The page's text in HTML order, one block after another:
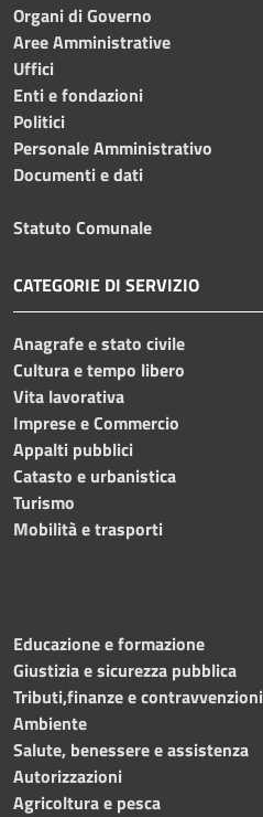
Organi di Governo
Aree Amministrative
Uffici
Enti e fondazioni
Politici
Personale Amministrativo
Documenti e dati
Statuto Comunale
CATEGORIE DI SERVIZIO
Anagrafe e stato civile
Cultura e tempo libero
Vita lavorativa
Imprese e Commercio
Appalti pubblici
Catasto e urbanistica
Turismo
Mobilità e trasporti
Educazione e formazione
Giustizia e sicurezza pubblica
Tributi,finanze e contravvenzioni
Ambiente
Salute, benessere e assistenza
Autorizzazioni
Agricoltura e pesca